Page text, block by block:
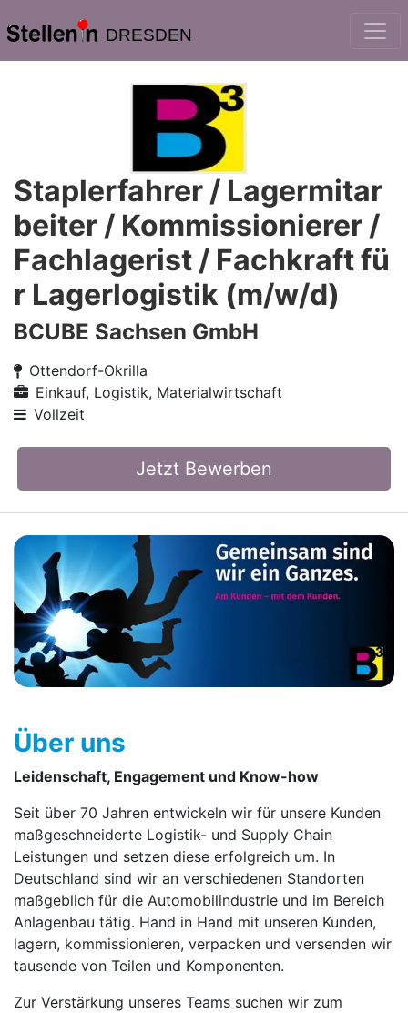
DRESDEN
Staplerfahrer / Lagermitar
beiter / Kommissionierer /
Fachlagerist / Fachkraft fü
r Lagerlogistik (m/w/d)
BCUBE Sachsen GmbH
Ottendorf-Okrilla
Einkauf, Logistik, Materialwirtschaft
Vollzeit
Jetzt Bewerben
Über uns
Leidenschaft, Engagement und Know-how
Seit über 70 Jahren entwickeln wir für unsere Kunden
maßgeschneiderte Logistik- und Supply Chain
Leistungen und setzen diese erfolgreich um. In
Deutschland sind wir an verschiedenen Standorten
maßgeblich für die Automobilindustrie und im Bereich
Anlagenbau tätig. Hand in Hand mit unseren Kunden,
lagern, kommissionieren, verpacken und versenden wir
tausende von Teilen und Komponenten.
Zur Verstärkung unseres Teams suchen wir zum